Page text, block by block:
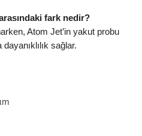
fark nedir?
Atom Jet’in yakut probu
sağlar.